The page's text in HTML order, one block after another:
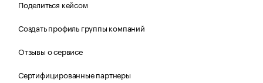
Поделиться кейсом
Создать профиль группы компаний
Отзывы о сервисе
Сертифицированные партнеры